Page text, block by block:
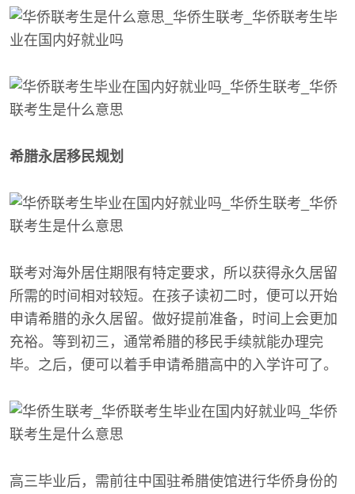
希腊永居移民规划
联考对海外居住期限有特定要求，所以获得永久居留
所需的时间相对较短。在孩子读初二时，便可以开始
申请希腊的永久居留。做好提前准备，时间上会更加
充裕。等到初三，通常希腊的移民手续就能办理完
毕。之后，便可以着手申请希腊高中的入学许可了。
高三毕业后，需前往中国驻希腊使馆进行华侨身份的